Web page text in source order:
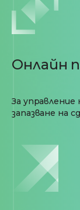
Онлайн
За управление
запазване на